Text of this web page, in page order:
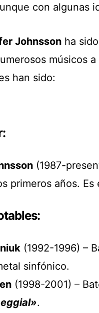
con algunas
Johnsson ha
músicos
han sido:
(1987-
primeros años. Es
(1992-1996) –
sinfónico.
(1998-2001) –
.